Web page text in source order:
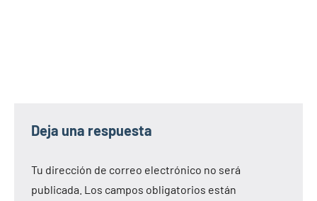
Deja una respuesta
Tu dirección de correo electrónico no será
publicada. Los campos obligatorios están